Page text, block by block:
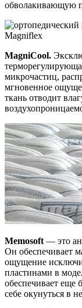
обволакивающую
MagniCool.
микрочастиц,
мгновенное
ткань отводит
Memosoft — это
Он обеспечивает
ощущение
пластинами в
обеспечивает еще
себе окунуться в